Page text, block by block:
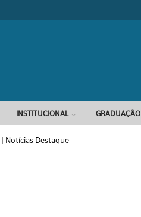
INSTITUCIONAL GRADUAÇÃO
| Notícias Destaque